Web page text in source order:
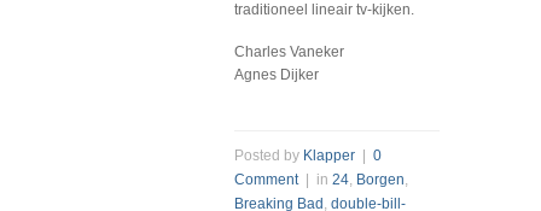
traditioneel lineair tv-kijken.
Charles Vaneker
Agnes Dijker
Posted by Klapper
0
Comment| in 24, Borgen,
Breaking Bad , double-bill-